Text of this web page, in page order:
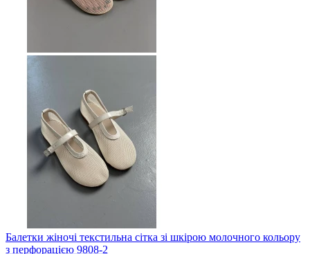
Балетки жіночі текстильна сітка зі шкірою молочного кольору
з перфорацією 9808-2